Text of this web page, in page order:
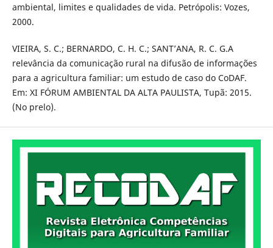
ambiental, limites e qualidades de vida. Petrópolis: Vozes,
2000.
VIEIRA, S. C.; BERNARDO, C. H. C.; SANT’ANA, R. C. G.A
relevância da comunicação rural na difusão de informações
para a agricultura familiar: um estudo de caso do CoDAF.
Em: XI FÓRUM AMBIENTAL DA ALTA PAULISTA, Tupã: 2015.
(No prelo).